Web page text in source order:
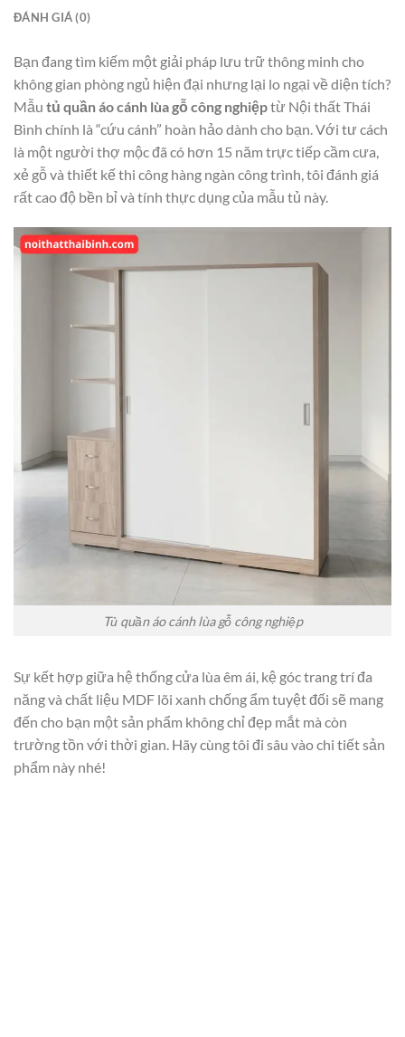
ĐÁNH GIÁ (0)
Bạn đang tìm kiếm một giải pháp lưu trữ thông minh cho
không gian phòng ngủ hiện đại nhưng lại lo ngại về diện tích?
Mẫu tủ quần áo cánh lùa gỗ công nghiệptừ Nội thất Thái
Bình chính là “cứu cánh” hoàn hảo dành cho bạn. Với tư cách
là một người thợ mộc đã có hơn 15 năm trực tiếp cầm cưa,
xẻ gỗ và thiết kế thi công hàng ngàn công trình, tôi đánh giá
rất cao độ bền bỉ và tính thực dụng của mẫu tủ này.
Tủ quần áo cánh lùa gỗ công nghiệp
Sự kết hợp giữa hệ thống cửa lùa êm ái, kệ góc trang trí đa
năng và chất liệu MDF lõi xanh chống ẩm tuyệt đối sẽ mang
đến cho bạn một sản phẩm không chỉ đẹp mắt mà còn
trường tồn với thời gian. Hãy cùng tôi đi sâu vào chi tiết sản
phẩm này nhé!